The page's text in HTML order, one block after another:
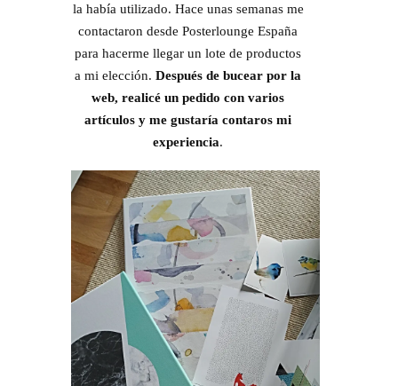
la había utilizado. Hace unas semanas me
contactaron desde Posterlounge España
para hacerme llegar un lote de productos
a mi elección. Después de bucear por la
web, realicé un pedido con varios
artículos y me gustaría contaros mi
experiencia.